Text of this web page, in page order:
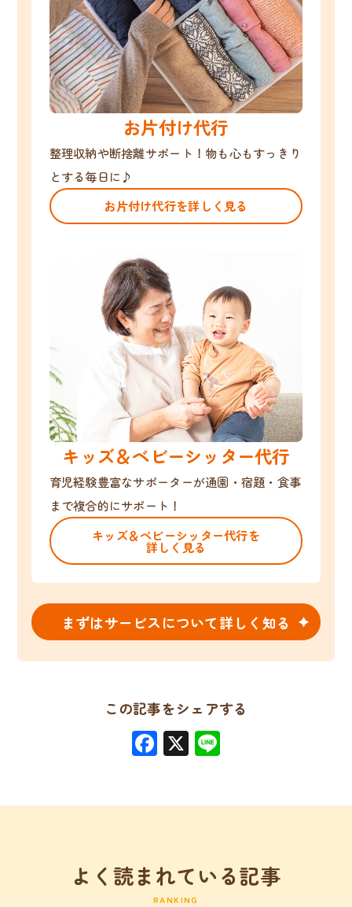
お片付け代行
整理収納や断捨離サポート！物も心もすっきり
とする毎日に♪
お片付け代行を詳しく見る
キッズ＆ベビーシッター代行
育児経験豊富なサポーターが通園・宿題・食事
まで複合的にサポート！
キッズ＆ベビーシッター代行を
詳しく見る
まずはサービスについて詳しく知る
この記事をシェアする
Facebook
X
よく読まれている記事
RANKING